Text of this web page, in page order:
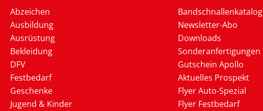
Abzeichen
Ausbildung
Ausrüstung
Bekleidung
DFV
Festbedarf
Geschenke
Jugend & Kinder
Bandschnallenkatalog
Newsletter-Abo
Downloads
Sonderanfertigungen
Gutschein Apollo
Aktuelles Prospekt
Flyer Auto-Spezial
Flyer Festbedarf